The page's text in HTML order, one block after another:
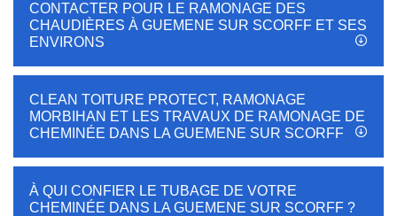
CONTACTER POUR LE RAMONAGE DES
CHAUDIÈRES À GUEMENE SUR SCORFF ET SES
ENVIRONS
CLEAN TOITURE PROTECT, RAMONAGE
MORBIHAN ET LES TRAVAUX DE RAMONAGE DE
CHEMINÉE DANS LA GUEMENE SUR SCORFF
À QUI CONFIER LE TUBAGE DE VOTRE
CHEMINÉE DANS LA GUEMENE SUR SCORFF ?